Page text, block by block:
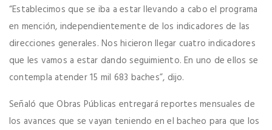
“Establecimos que se iba a estar llevando a cabo el programa
en mención, independientemente de los indicadores de las
direcciones generales. Nos hicieron llegar cuatro indicadores
que les vamos a estar dando seguimiento. En uno de ellos se
contempla atender 15 mil 683 baches”, dijo.
Señaló que Obras Públicas entregará reportes mensuales de
los avances que se vayan teniendo en el bacheo para que los